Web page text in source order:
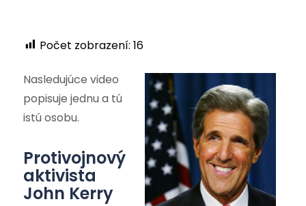
Počet zobrazení: 16
Nasledujúce video
popisuje jednu a tú
istú osobu.
Protivojnový
aktivista
John Kerry